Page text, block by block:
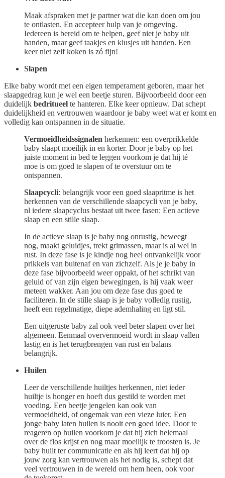
Maak afspraken met je partner wat die kan doen om jou
te ontlasten. En accepteer hulp van je omgeving.
Iedereen is bereid om te helpen, geef niet je baby uit
handen, maar geef taakjes en klusjes uit handen. Een
keer niet zelf koken is zó fijn!
Slapen
Elke baby wordt met een eigen temperament geboren, maar het
slaapgedrag kun je wel een beetje sturen. Bijvoorbeeld door een
duidelijk bedritueel te hanteren. Elke keer opnieuw. Dat schept
duidelijkheid en vertrouwen waardoor je baby weet wat er komt en
volledig kan ontspannen in de situatie.
Vermoeidheidssignalen herkennen: een overprikkelde
baby slaapt moeilijk in en korter. Door je baby op het
juiste moment in bed te leggen voorkom je dat hij té
moe is om goed te slapen of te overstuur om te
ontspannen.
Slaapcycli: belangrijk voor een goed slaapritme is het
herkennen van de verschillende slaapcycli van je baby,
nl iedere slaapcyclus bestaat uit twee fasen: Een actieve
slaap en een stille slaap.
In de actieve slaap is je baby nog onrustig, beweegt
nog, maakt geluidjes, trekt grimassen, maar is al wel in
rust. In deze fase is je kindje nog heel ontvankelijk voor
prikkels van buitenaf en van zichzelf. Als je je baby in
deze fase bijvoorbeeld weer oppakt, of het schrikt van
geluid of van zijn eigen bewegingen, is hij vaak weer
meteen wakker. Aan jou om deze fase dus goed te
faciliteren. In de stille slaap is je baby volledig rustig,
heeft een regelmatige, diepe ademhaling en ligt stil.
Een uitgeruste baby zal ook veel beter slapen over het
algemeen. Eenmaal oververmoeid wordt in slaap vallen
lastig en is het terugbrengen van rust en balans
belangrijk.
Huilen
Leer de verschillende huiltjes herkennen, niet ieder
huiltje is honger en hoeft dus gestild te worden met
voeding. Een beetje jengelen kan ook van
vermoeidheid, of ongemak van een vieze luier. Een
jonge baby laten huilen is nooit een goed idee. Door te
reageren op huilen voorkom je dat hij zich helemaal
over de flos krijst en nog maar moeilijk te troosten is. Je
baby huilt ter communicatie en als hij leert dat hij op
jouw zorg kan vertrouwen als het nodig is, schept dat
veel vertrouwen in de wereld om hem heen, ook voor